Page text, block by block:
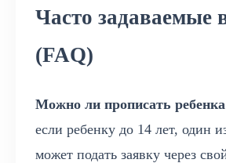
Часто задаваемые
(FAQ)
Можно ли прописать
если ребенку до 14 лет, один
может подать заявку через